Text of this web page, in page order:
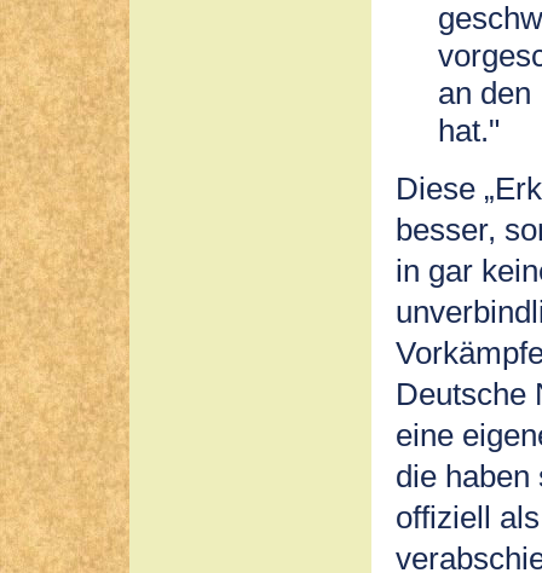
an den
hat."
Diese
besser,
in gar
Deutsche
eine
die haben
offiziell